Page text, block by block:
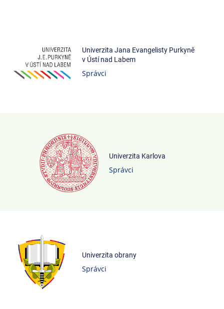
Univerzita Jana Evangelisty Purkyně
v Ústí nad Labem
Správci
Univerzita Karlova
Správci
Univerzita obrany
Správci